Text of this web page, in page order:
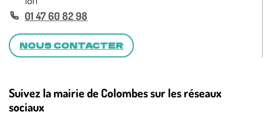
01 47 60 82 98
NOUS CONTACTER
Suivez la mairie de Colombes sur les réseaux
sociaux